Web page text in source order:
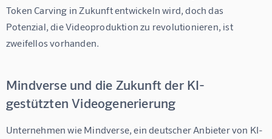
Token Carving in Zukunft entwickeln wird, doch das
Potenzial, die Videoproduktion zu revolutionieren, ist
zweifellos vorhanden.
Mindverse und die Zukunft der KI-
gestützten Videogenerierung
Unternehmen wie Mindverse, ein deutscher Anbieter von KI-